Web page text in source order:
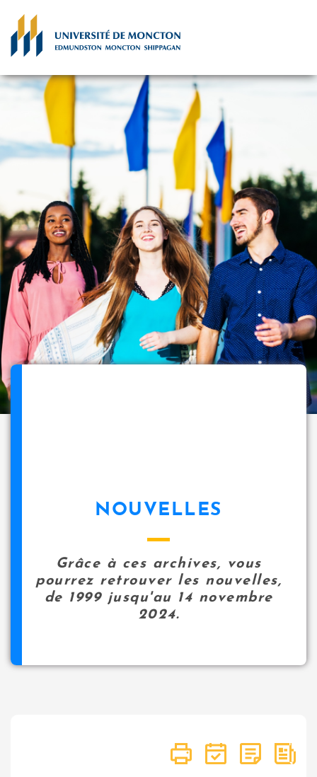
NOUVELLES
Grâce à ces archives, vous
pourrez retrouver les nouvelles,
de 1999 jusqu'au 14 novembre
2024.